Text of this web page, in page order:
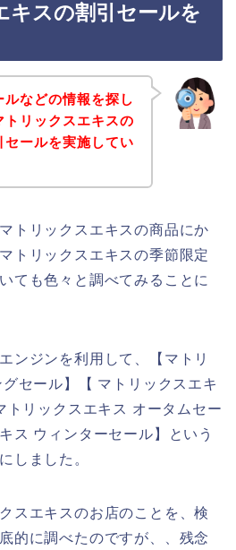
キスの割引セールを
などの情報を探し
リックスエキスの
ールを実施してい
トリックスエキスの商品にか
トリックスエキスの季節限定
ても色々と調べてみることに
ンジンを利用して、【マトリ
セール】【 マトリックスエキ
トリックスエキス オータムセー
ス ウィンターセール】という
しました。
スエキスのお店のことを、検
的に調べたのですが、、残念